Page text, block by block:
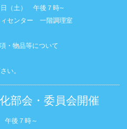
土） 午後７時~
ンター 一階調理室
・物品等について
い。
部会・委員会開催
午後７時～